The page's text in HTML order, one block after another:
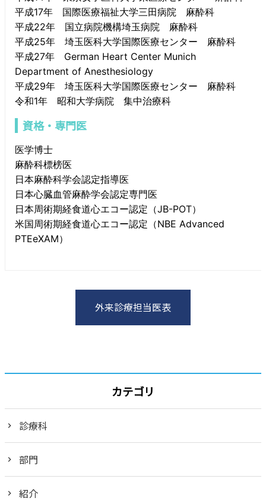
平成17年 国際医療福祉大学三田病院 麻酔科
平成22年 国立病院機構埼玉病院 麻酔科
平成25年 埼玉医科大学国際医療センター 麻酔科
平成27年 German Heart Center Munich
Department of Anesthesiology
平成29年 埼玉医科大学国際医療センター 麻酔科
令和1年 昭和大学病院 集中治療科
資格・専門医
医学博士
麻酔科標榜医
日本麻酔科学会認定指導医
日本心臓血管麻酔学会認定専門医
日本周術期経食道心エコー認定（JB-POT）
米国周術期経食道心エコー認定（NBE Advanced
PTEeXAM）
外来診療担当医表
カテゴリ
診療科
部門
紹介